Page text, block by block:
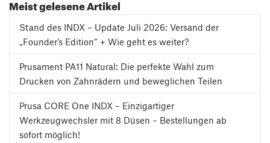
Meist gelesene Artikel
Stand des INDX – Update Juli 2026: Versand der
„Founder’s Edition“ + Wie geht es weiter?
Prusament PA11 Natural: Die perfekte Wahl zum
Drucken von Zahnrädern und beweglichen Teilen
Prusa CORE One INDX – Einzigartiger
Werkzeugwechsler mit 8 Düsen – Bestellungen ab
sofort möglich!